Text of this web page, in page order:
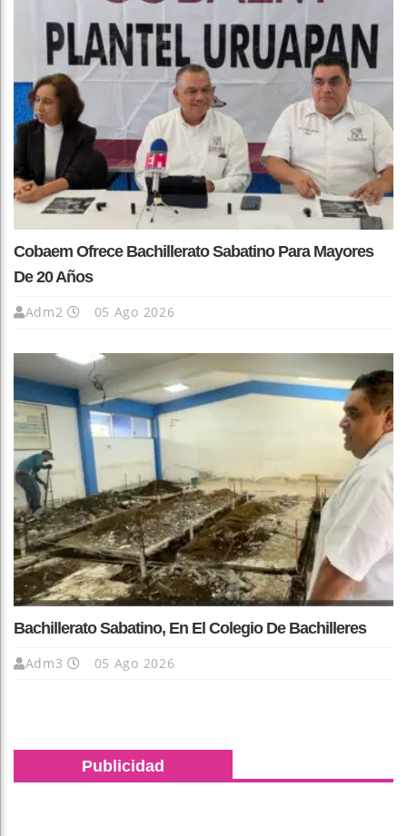
Cobaem Ofrece Bachillerato Sabatino Para Mayores
De 20 Años
Adm2 05 Ago 2026
Bachillerato Sabatino, En El Colegio De Bachilleres
Adm3 05 Ago 2026
Publicidad